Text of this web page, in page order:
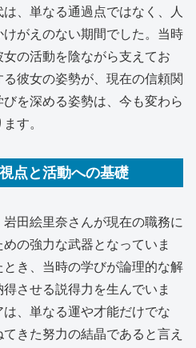
、単なる通過点ではなく、人
がえのない期間でした。当時
の活動を陰ながら支えてお
彼女の姿勢が、現在の信頼関
を深める姿勢は、今も変わら
す。
点と活動への基礎
田絵里奈さんが現在の職務に
の強力な武器となっていま
き、当時の学びが論理的な解
させる説得力を生んでいま
、単なる運や才能だけでな
きた努力の結晶であると言え